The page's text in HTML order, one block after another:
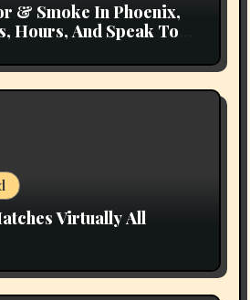
& Smoke In Phoenix,
Hours, And Speak To
Virtually All